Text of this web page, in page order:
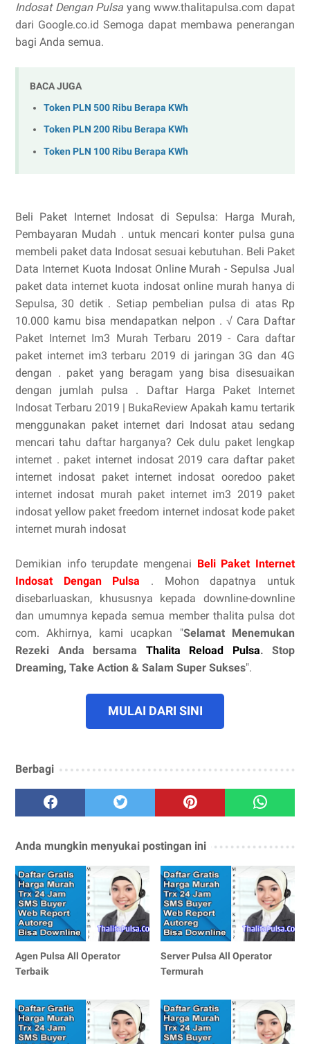
Indosat Dengan Pulsa yang www.thalitapulsa.com dapat
dari Google.co.id Semoga dapat membawa penerangan
bagi Anda semua.
BACA JUGA
Token PLN 500 Ribu Berapa KWh
Token PLN 200 Ribu Berapa KWh
Token PLN 100 Ribu Berapa KWh
Beli Paket Internet Indosat di Sepulsa: Harga Murah,
Pembayaran Mudah . untuk mencari konter pulsa guna
membeli paket data Indosat sesuai kebutuhan. Beli Paket
Data Internet Kuota Indosat Online Murah - Sepulsa Jual
paket data internet kuota indosat online murah hanya di
Sepulsa, 30 detik . Setiap pembelian pulsa di atas Rp
10.000 kamu bisa mendapatkan nelpon . √ Cara Daftar
Paket Internet Im3 Murah Terbaru 2019 - Cara daftar
paket internet im3 terbaru 2019 di jaringan 3G dan 4G
dengan . paket yang beragam yang bisa disesuaikan
dengan jumlah pulsa . Daftar Harga Paket Internet
Indosat Terbaru 2019 | BukaReview Apakah kamu tertarik
menggunakan paket internet dari Indosat atau sedang
mencari tahu daftar harganya? Cek dulu paket lengkap
internet . paket internet indosat 2019 cara daftar paket
internet indosat paket internet indosat ooredoo paket
internet indosat murah paket internet im3 2019 paket
indosat yellow paket freedom internet indosat kode paket
internet murah indosat
Demikian info terupdate mengenai Beli Paket Internet
Indosat Dengan Pulsa . Mohon dapatnya untuk
disebarluaskan, khususnya kepada downline-downline
dan umumnya kepada semua member thalita pulsa dot
com. Akhirnya, kami ucapkan "Selamat Menemukan
Rezeki Anda bersama Thalita Reload Pulsa. Stop
Dreaming, Take Action & Salam Super Sukses".
MULAI DARI SINI
Berbagi
Anda mungkin menyukai postingan ini
Agen Pulsa All Operator
Terbaik
Server Pulsa All Operator
Termurah